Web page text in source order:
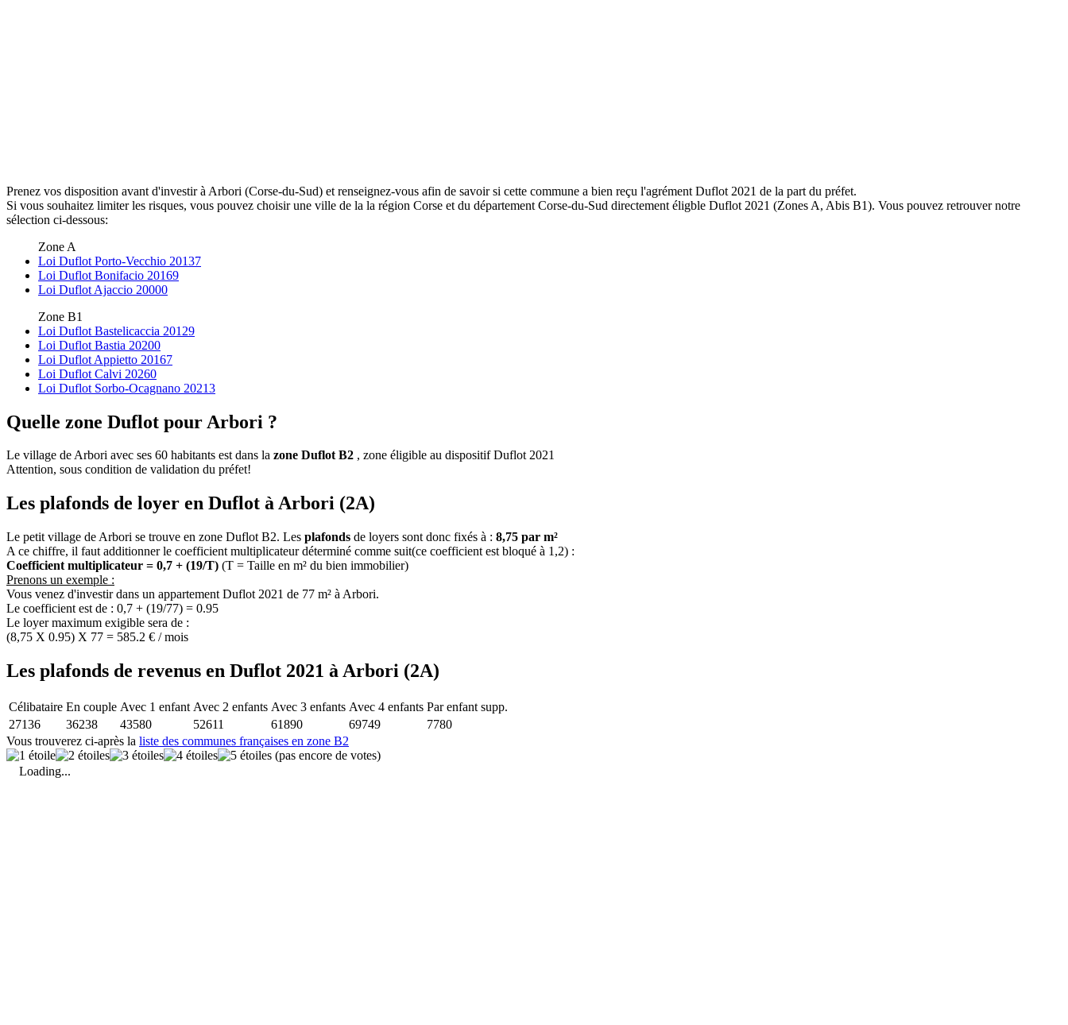
Prenez vos disposition avant d'investir à Arbori (Corse-du-Sud) et renseignez-vous afin de savoir si cette commune a bien reçu l'agrément Duflot 2021 de la part du préfet.
Si vous souhaitez limiter les risques, vous pouvez choisir une ville de la la région Corse et du département Corse-du-Sud directement éligble Duflot 2021 (Zones A, Abis B1). Vous pouvez retrouver notre
sélection ci-dessous:
Zone A
Loi Duflot Porto-Vecchio 20137
Loi Duflot Bonifacio 20169
Loi Duflot Ajaccio 20000
Zone B1
Loi Duflot Bastelicaccia 20129
Loi Duflot Bastia 20200
Loi Duflot Appietto 20167
Loi Duflot Calvi 20260
Loi Duflot Sorbo-Ocagnano 20213
Quelle zone Duflot pour Arbori ?
Le village de Arbori avec ses 60 habitants est dans la zone Duflot B2 , zone éligible au dispositif Duflot 2021
Attention, sous condition de validation du préfet!
Les plafonds de loyer en Duflot à Arbori (2A)
Le petit village de Arbori se trouve en zone Duflot B2. Les plafonds de loyers sont donc fixés à : 8,75 par m²
A ce chiffre, il faut additionner le coefficient multiplicateur déterminé comme suit(ce coefficient est bloqué à 1,2) :
Coefficient multiplicateur = 0,7 + (19/T) (T = Taille en m² du bien immobilier)
Prenons un exemple :
Vous venez d'investir dans un appartement Duflot 2021 de 77 m² à Arbori.
Le coefficient est de : 0,7 + (19/77) = 0.95
Le loyer maximum exigible sera de :
(8,75 X 0.95) X 77 = 585.2 € / mois
Les plafonds de revenus en Duflot 2021 à Arbori (2A)
Célibataire En couple Avec 1 enfant Avec 2 enfants Avec 3 enfants Avec 4 enfants Par enfant supp.
27136
36238 43580 52611 61890 69749
7780
Vous trouverez ci-après la liste des communes françaises en zone B2
(pas encore de votes)
Loading...